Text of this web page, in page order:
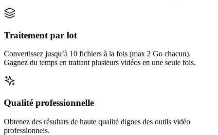
Traitement par lot
Convertissez jusqu’à 10 fichiers à la fois (max 2 Go chacun).
Gagnez du temps en traitant plusieurs vidéos en une seule fois.
Qualité professionnelle
Obtenez des résultats de haute qualité dignes des outils vidéo
professionnels.